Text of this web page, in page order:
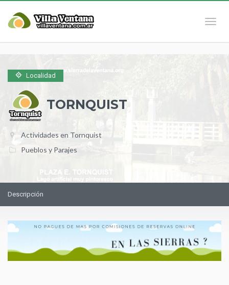
Localidad
TORNQUIST
Actividades en Tornquist
Pueblos y Parajes
Descripción